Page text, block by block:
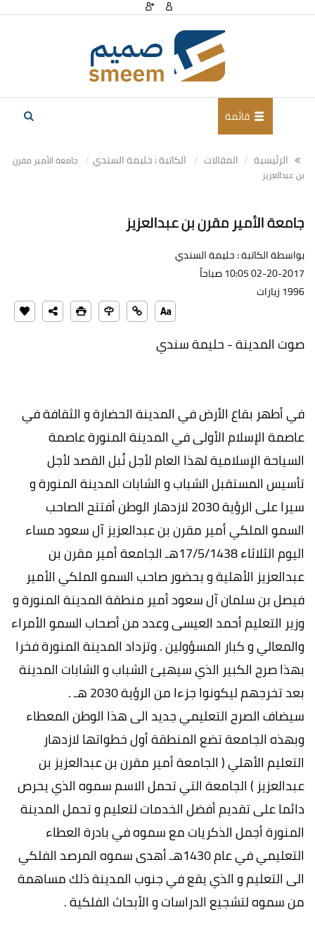
قائمة
الرئيسية المقالات الكاتبة : حليمة السندي
جامعة الأمير مقرن
بن عبدالعزيز
جامعة الأمير مقرن بن عبدالعزيز
بواسطة الكاتبة : حليمة السندي
02-20-2017 10:05 صباحاً
1996 زيارات
صوت المدينة - حليمة سندي
في أطهر بقاع الأرض في المدينة الحضارة و الثقافة في
عاصمة الإسلام الأولى في المدينة المنورة عاصمة
السياحة الإسلامية لهذا العام لأجل نُبل القصد لأجل
تأسيس المستقبل الشباب و الشابات المدينة المنورة و
سيرا على الرؤية 2030 لازدهار الوطن أفتتح الصاحب
السمو الملكي أمير مقرن بن عبدالعزيز آل سعود مساء
اليوم الثلاثاء 17/5/1438هـ الجامعة أمير مقرن بن
عبدالعزيز الأهلية و بحضور صاحب السمو الملكي الأمير
فيصل بن سلمان آل سعود أمير منطقة المدينة المنورة و
وزير التعليم أحمد العيسى وعدد من أصحاب السمو الأمراء
والمعالي و كبار المسؤولين . وتزداد المدينة المنورة فخرا
بهذا صرح الكبير الذي سيهيئ الشباب و الشابات المدينة
بعد تخرجهم ليكونوا جزءا من الرؤية 2030 هـ .
سيضاف الصرح التعليمي جديد الى هذا الوطن المعطاء
وبهذه الجامعة تضع المنطقة أول خطواتها لازدهار
التعليم الأهلي ( الجامعة أمير مقرن بن عبدالعزيز بن
عبدالعزيز ) الجامعة التي تحمل الاسم سموه الذي يحرص
دائما على تقديم أفضل الخدمات لتعليم و تحمل المدينة
المنورة أجمل الذكريات مع سموه في بادرة العطاء
التعليمي في عام 1430هـ أهدى سموه المرصد الفلكي
الى التعليم و الذي يقع في جنوب المدينة ذلك مساهمة
من سموه لتشجيع الدراسات و الأبحاث الفلكية .